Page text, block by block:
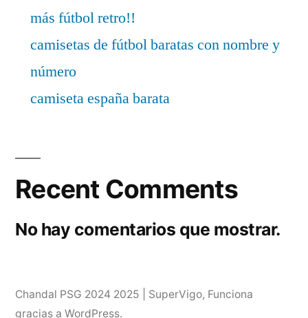
más fútbol retro!!
camisetas de fútbol baratas con nombre y
número
camiseta españa barata
Recent Comments
No hay comentarios que mostrar.
Chandal PSG 2024 2025 | SuperVigo, Funciona
gracias a WordPress.